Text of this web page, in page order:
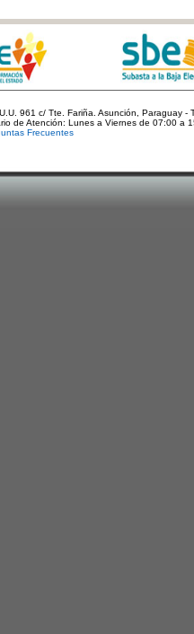
961 c/ Tte. Fariña. Asunción, Paraguay -
de Atención: Lunes a Viernes de 07:00 a
Frecuentes